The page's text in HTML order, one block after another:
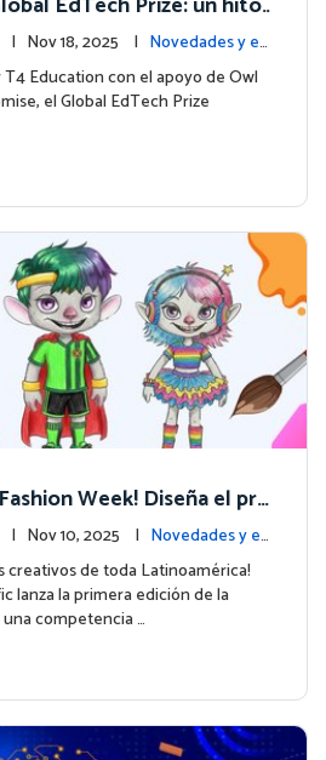
digital en matemáticas
| Nov 18, 2025 | Novedades y ev
Education con el apoyo de Owl
el Global EdTech Prize
Week! Diseña el pró
personajes
| Nov 10, 2025 | Novedades y ev
creativos de toda Latinoamérica!
lanza la primera edición de la
competencia …